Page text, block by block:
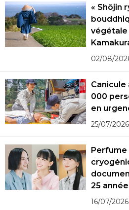
« Shôjin
végétale
02/08/
Canicule
000
en
25/07/2026
Perfume
25
16/07/2026